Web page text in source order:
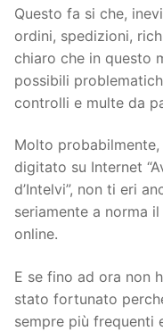
Questo fa si che,
ordini, spedizioni,
chiaro che in questo
possibili
controlli e multe da
Molto
digitato su Internet
d’Intelvi”, non ti eri
seriamente a norma
online.
E se fino ad ora non
stato fortunato
sempre più frequenti